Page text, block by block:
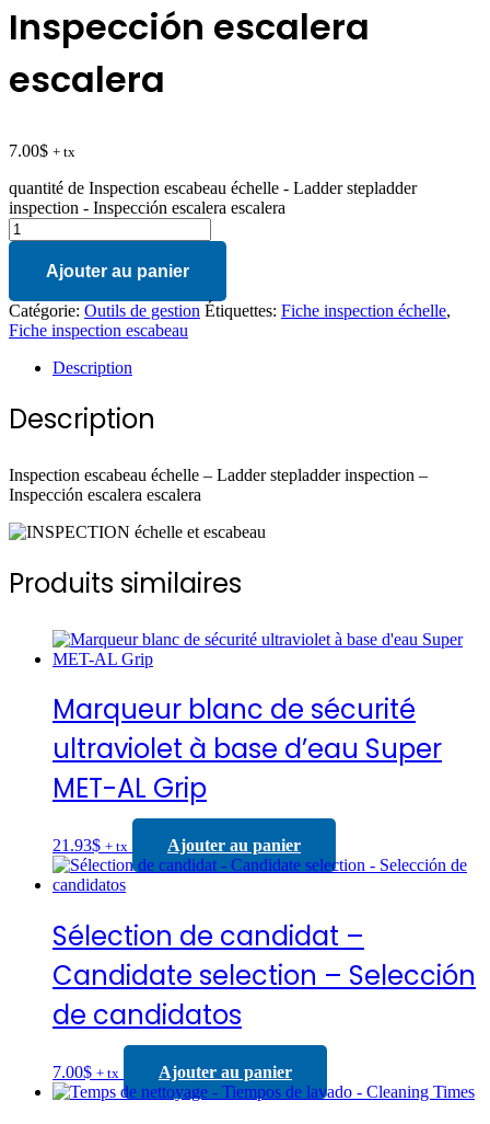
Inspección escalera
escalera
7.00$ + tx
quantité de Inspection escabeau échelle - Ladder stepladder
inspection - Inspección escalera escalera
Ajouter au panier
Catégorie: Outils de gestion Étiquettes: Fiche inspection échelle,
Fiche inspection escabeau
Description
Description
Inspection escabeau échelle – Ladder stepladder inspection –
Inspección escalera escalera
Produits similaires
Marqueur blanc de sécurité
ultraviolet à base d’eau Super
MET-AL Grip
21.93$ + tx Ajouter au panier
Sélection de candidat –
Candidate selection – Selección
de candidatos
7.00$ + tx Ajouter au panier